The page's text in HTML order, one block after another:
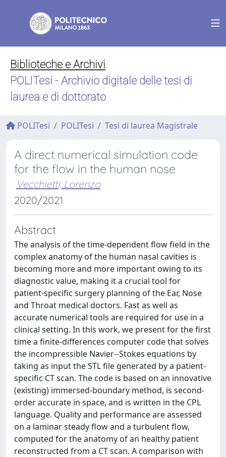
Biblioteche e Archivi
POLITesi - Archivio digitale delle tesi di
laurea e di dottorato
POLITesi POLITesi Tesi di laurea Magistrale
A direct numerical simulation code
for the flow in the human nose
Vecchietti, Lorenzo
2020/2021
Abstract
The analysis of the time-dependent flow field in the
complex anatomy of the human nasal cavities is
becoming more and more important owing to its
diagnostic value, making it a crucial tool for
patient-specific surgery planning of the Ear, Nose
and Throat medical doctors. Fast as well as
accurate numerical tools are required for use in a
clinical setting. In this work, we present for the first
time a finite-differences computer code that solves
the incompressible Navier--Stokes equations by
taking as input the STL file generated by a patient-
specific CT scan. The code is based on an innovative
(existing) immersed-boundary method, is second-
order accurate in space, and is written in the CPL
language. Quality and performance are assessed
on a laminar steady flow and a turbulent flow,
computed for the anatomy of an healthy patient
reconstructed from a CT scan. A comparison with